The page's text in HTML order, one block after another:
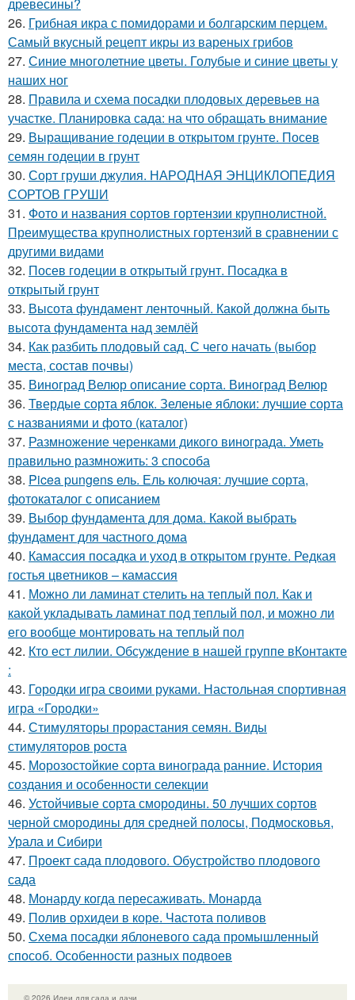
древесины?
26. Грибная икра с помидорами и болгарским перцем.
Самый вкусный рецепт икры из вареных грибов
27. Синие многолетние цветы. Голубые и синие цветы у
наших ног
28. Правила и схема посадки плодовых деревьев на
участке. Планировка сада: на что обращать внимание
29. Выращивание годеции в открытом грунте. Посев
семян годеции в грунт
30. Сорт груши джулия. НАРОДНАЯ ЭНЦИКЛОПЕДИЯ
СОРТОВ ГРУШИ
31. Фото и названия сортов гортензии крупнолистной.
Преимущества крупнолистных гортензий в сравнении с
другими видами
32. Посев годеции в открытый грунт. Посадка в
открытый грунт
33. Высота фундамент ленточный. Какой должна быть
высота фундамента над землёй
34. Как разбить плодовый сад. С чего начать (выбор
места, состав почвы)
35. Виноград Велюр описание сорта. Виноград Велюр
36. Твердые сорта яблок. Зеленые яблоки: лучшие сорта
с названиями и фото (каталог)
37. Размножение черенками дикого винограда. Уметь
правильно размножить: 3 способа
38. Picea pungens ель. Ель колючая: лучшие сорта,
фотокаталог с описанием
39. Выбор фундамента для дома. Какой выбрать
фундамент для частного дома
40. Камассия посадка и уход в открытом грунте. Редкая
гостья цветников – камассия
41. Можно ли ламинат стелить на теплый пол. Как и
какой укладывать ламинат под теплый пол, и можно ли
его вообще монтировать на теплый пол
42. Кто ест лилии. Обсуждение в нашей группе вКонтакте
:
43. Городки игра своими руками. Настольная спортивная
игра «Городки»
44. Стимуляторы прорастания семян. Виды
стимуляторов роста
45. Морозостойкие сорта винограда ранние. История
создания и особенности селекции
46. Устойчивые сорта смородины. 50 лучших сортов
черной смородины для средней полосы, Подмосковья,
Урала и Сибири
47. Проект сада плодового. Обустройство плодового
сада
48. Монарду когда пересаживать. Монарда
49. Полив орхидеи в коре. Частота поливов
50. Схема посадки яблоневого сада промышленный
способ. Особенности разных подвоев